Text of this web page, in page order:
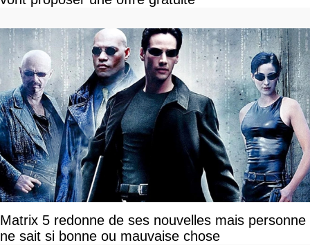
Matrix 5 redonne de ses nouvelles mais personne
ne sait si bonne ou mauvaise chose